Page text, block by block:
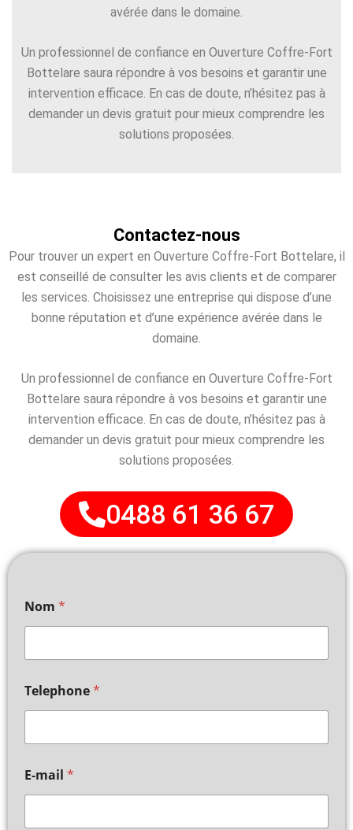
avérée dans le domaine.
Un professionnel de confiance en Ouverture Coffre-Fort
Bottelare saura répondre à vos besoins et garantir une
intervention efficace. En cas de doute, n’hésitez pas à
demander un devis gratuit pour mieux comprendre les
solutions proposées.
Contactez-nous
Pour trouver un expert en Ouverture Coffre-Fort Bottelare, il
est conseillé de consulter les avis clients et de comparer
les services. Choisissez une entreprise qui dispose d’une
bonne réputation et d’une expérience avérée dans le
domaine.
Un professionnel de confiance en Ouverture Coffre-Fort
Bottelare saura répondre à vos besoins et garantir une
intervention efficace. En cas de doute, n’hésitez pas à
demander un devis gratuit pour mieux comprendre les
solutions proposées.
0488 61 36 67
Nom *
Telephone*
E-mail *